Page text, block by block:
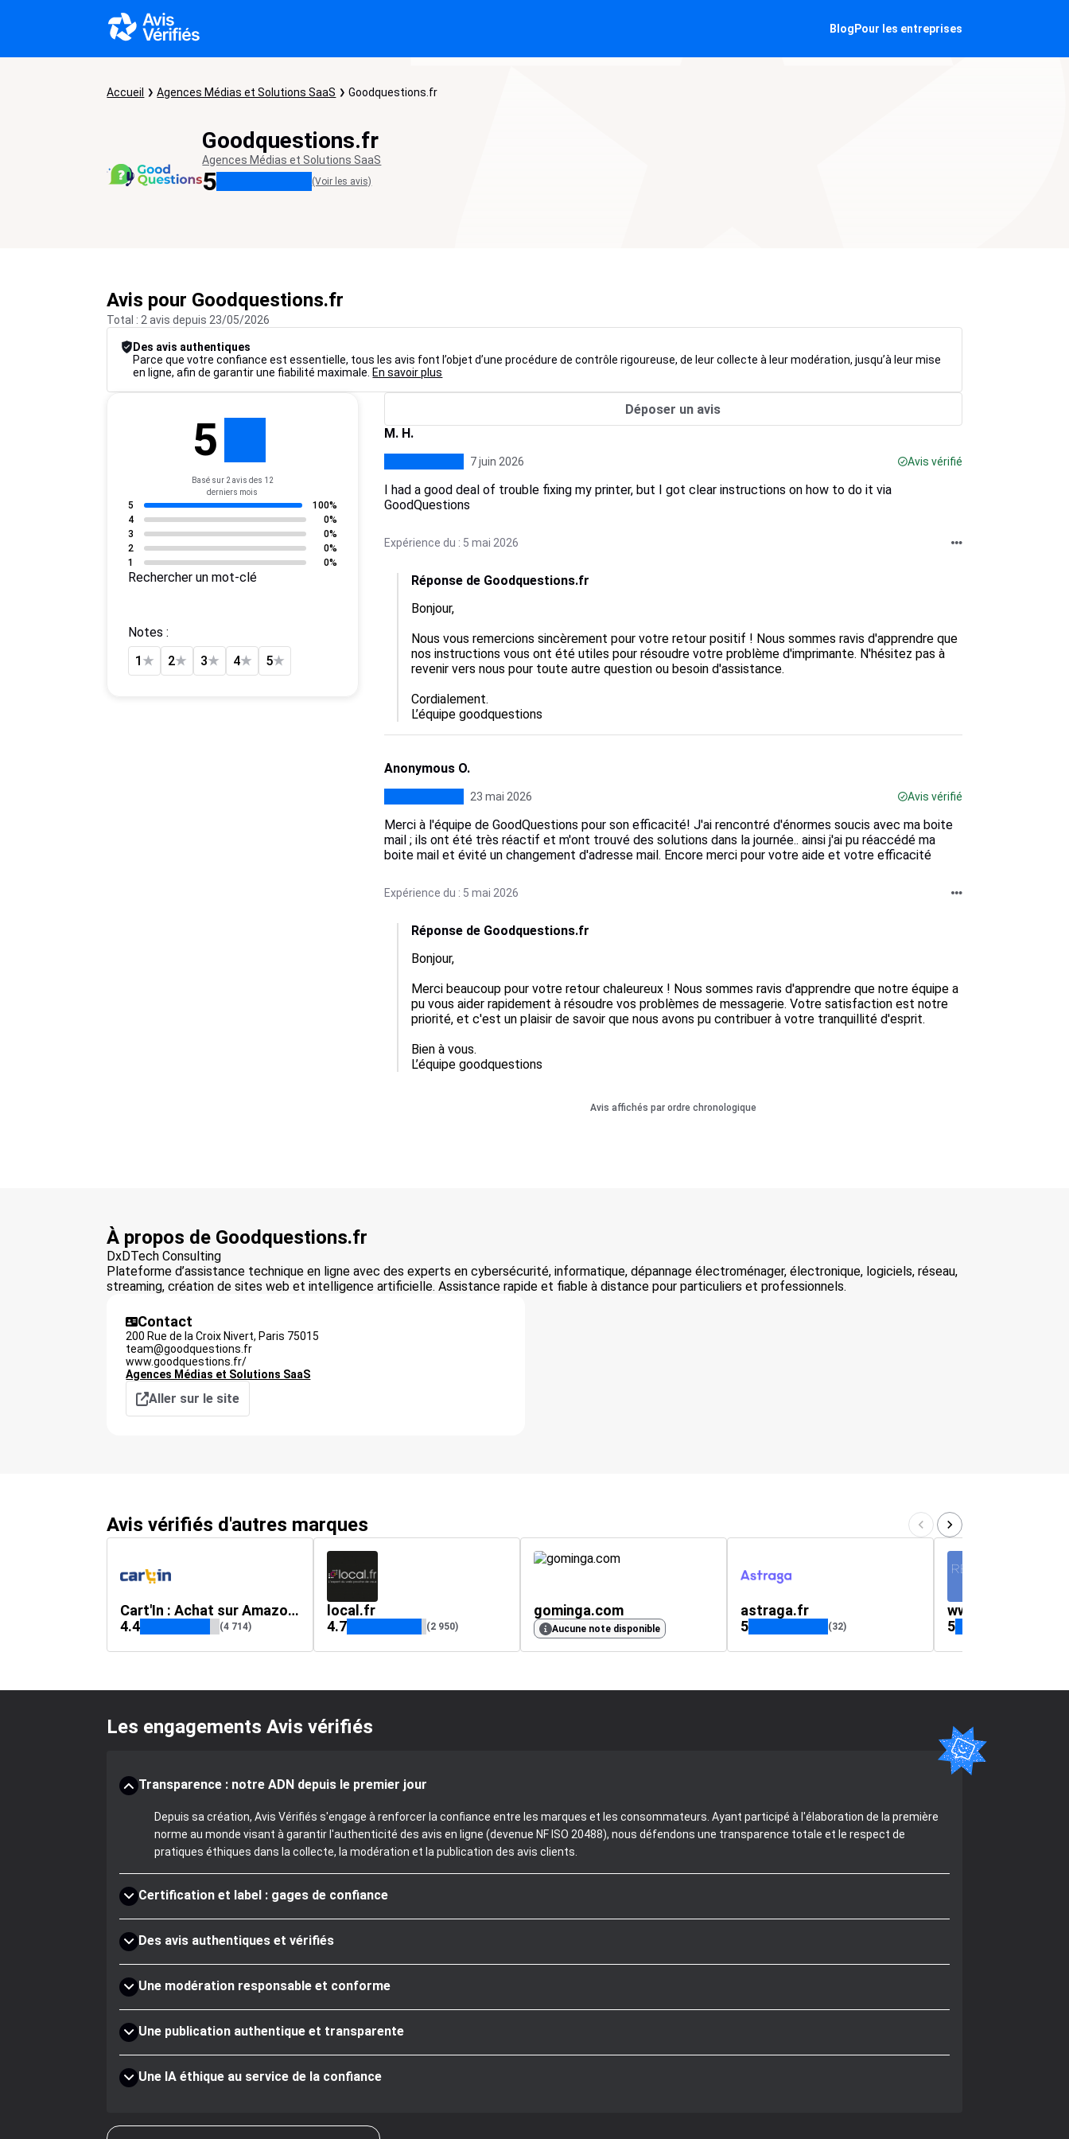
Blog Pour les entreprises
Accueil Agences Médias et Solutions SaaS Goodquestions.fr
Goodquestions.fr
Agences Médias et Solutions SaaS
5 (Voir les avis)
Avis pour Goodquestions.fr
Total : 2 avis depuis 23/05/2026
Des avis authentiques
Parce que votre confiance est essentielle, tous les avis font l’objet d’une procédure de contrôle rigoureuse, de leur collecte à leur modération, jusqu’à leur mise
en ligne, afin de garantir une fiabilité maximale. En savoir plus
5
Basé sur 2 avis des 12
derniers mois
5
100%
4
0%
3
0%
2
0%
1
0%
Rechercher un mot-clé
Notes :
1 ★ 2★ 3★ 4★ 5★
Déposer un avis
M. H.
7 juin 2026 Avis vérifié
I had a good deal of trouble fixing my printer, but I got clear instructions on how to do it via
GoodQuestions
Expérience du : 5 mai 2026
Réponse de Goodquestions.fr
Bonjour,
Nous vous remercions sincèrement pour votre retour positif ! Nous sommes ravis d'apprendre que
nos instructions vous ont été utiles pour résoudre votre problème d'imprimante. N'hésitez pas à
revenir vers nous pour toute autre question ou besoin d'assistance.
Cordialement.
L’équipe goodquestions
Anonymous O.
23 mai 2026 Avis vérifié
Merci à l'équipe de GoodQuestions pour son efficacité! J'ai rencontré d'énormes soucis avec ma boite
mail ; ils ont été très réactif et m'ont trouvé des solutions dans la journée.. ainsi j'ai pu réaccédé ma
boite mail et évité un changement d'adresse mail. Encore merci pour votre aide et votre efficacité
Expérience du : 5 mai 2026
Réponse de Goodquestions.fr
Bonjour,
Merci beaucoup pour votre retour chaleureux ! Nous sommes ravis d'apprendre que notre équipe a
pu vous aider rapidement à résoudre vos problèmes de messagerie. Votre satisfaction est notre
priorité, et c'est un plaisir de savoir que nous avons pu contribuer à votre tranquillité d'esprit.
Bien à vous.
L’équipe goodquestions
Avis affichés par ordre chronologique
À propos de Goodquestions.fr
DxDTech Consulting
Plateforme d’assistance technique en ligne avec des experts en cybersécurité, informatique, dépannage électroménager, électronique, logiciels, réseau,
streaming, création de sites web et intelligence artificielle. Assistance rapide et fiable à distance pour particuliers et professionnels.
Contact
200 Rue de la Croix Nivert, Paris 75015
team@goodquestions.fr
www.goodquestions.fr/
Agences Médias et Solutions SaaS
Aller sur le site
Avis vérifiés d'autres marques
Cart'In : Achat sur Amazon, livraison en Afrique et Dom Tom
4.4
(4 714)
local.fr
4.7
(2 950)
gominga.com
Aucune note disponible
astraga.fr
5
(32)
www.resto-
5
Les engagements Avis vérifiés
Transparence : notre ADN depuis le premier jour
Depuis sa création, Avis Vérifiés s'engage à renforcer la confiance entre les marques et les consommateurs. Ayant participé à l'élaboration de la première
norme au monde visant à garantir l'authenticité des avis en ligne (devenue NF ISO 20488), nous défendons une transparence totale et le respect de
pratiques éthiques dans la collecte, la modération et la publication des avis clients.
Certification et label : gages de confiance
Des avis authentiques et vérifiés
Une modération responsable et conforme
Une publication authentique et transparente
Une IA éthique au service de la confiance